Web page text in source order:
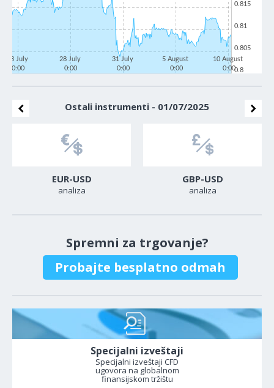
23 July
0:00
28 July
0:00
31 July
0:00
5 August
0:00
10 August
0:000.8
0.81
0.805
0.815
Ostali instrumenti - 01/07/2025
EUR-USD
analiza
GBP-USD
analiza
Spremni za trgovanje?
Probajte besplatno odmah
Specijalni izveštaji
Specijalni izveštaji CFD
ugovora na globalnom
finansijskom tržištu